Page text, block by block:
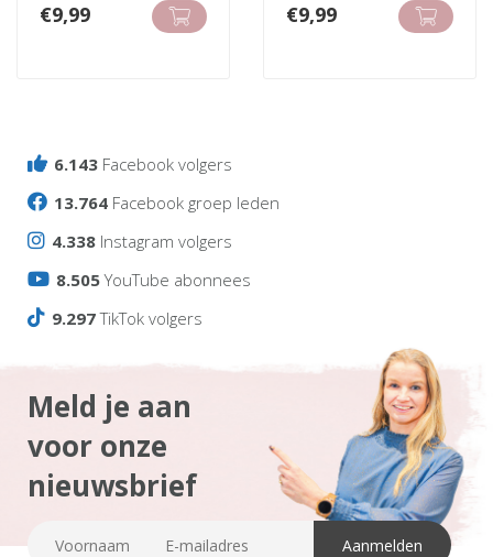
€9,99 €9,99
6.143 Facebook volgers
13.764 Facebook groep leden
4.338 Instagram volgers
8.505YouTube abonnees
9.297TikTok volgers
Meld je aan
voor onze
nieuwsbrief